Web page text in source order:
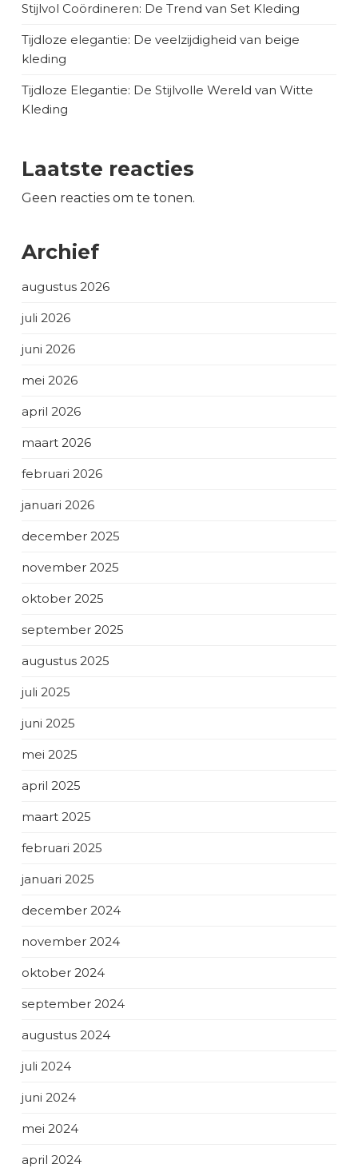
Stijlvol Coördineren: De Trend van Set Kleding
Tijdloze elegantie: De veelzijdigheid van beige
kleding
Tijdloze Elegantie: De Stijlvolle Wereld van Witte
Kleding
Laatste reacties
Geen reacties om te tonen.
Archief
augustus 2026
juli 2026
juni 2026
mei 2026
april 2026
maart 2026
februari 2026
januari 2026
december 2025
november 2025
oktober 2025
september 2025
augustus 2025
juli 2025
juni 2025
mei 2025
april 2025
maart 2025
februari 2025
januari 2025
december 2024
november 2024
oktober 2024
september 2024
augustus 2024
juli 2024
juni 2024
mei 2024
april 2024